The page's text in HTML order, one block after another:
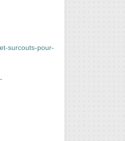
surcouts-pour-